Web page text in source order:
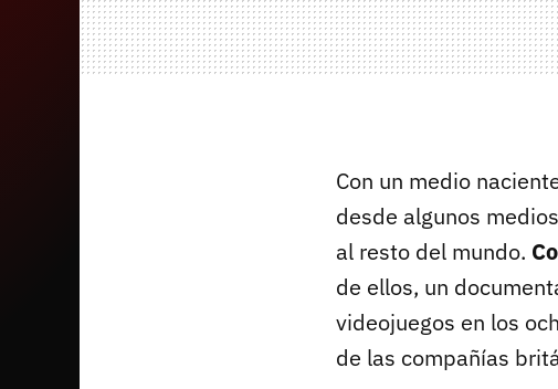
Con un medio
desde algunos
al resto del mundo.
de ellos, un
videojuegos en los
de las compañías